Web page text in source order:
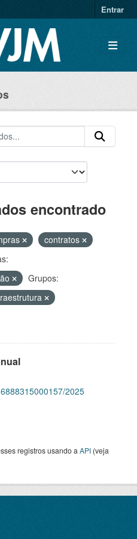
Entrar
encontrado
contratos
Grupos:
2025
registros usando a API (veja